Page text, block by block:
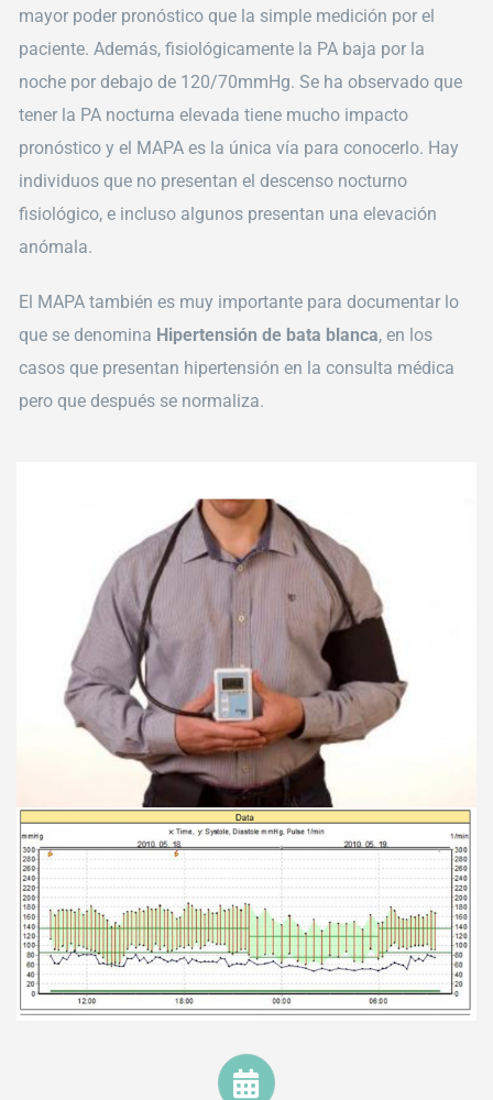
mayor poder pronóstico que la simple medición por el
paciente. Además, fisiológicamente la PA baja por la
noche por debajo de 120/70mmHg. Se ha observado que
tener la PA nocturna elevada tiene mucho impacto
pronóstico y el MAPA es la única vía para conocerlo. Hay
individuos que no presentan el descenso nocturno
fisiológico, e incluso algunos presentan una elevación
anómala.
El MAPA también es muy importante para documentar lo
que se denomina Hipertensión de bata blanca, en los
casos que presentan hipertensión en la consulta médica
pero que después se normaliza.